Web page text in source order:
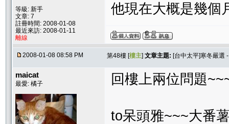
等級: 新手
文章: 7
註冊時間: 2008-01-08
最近來訪: 2008-01-11
離線
他現在大概是幾個
2008-01-08 08:58 PM 第48樓 [樓主] 文章主題: [台中太平]寒冬嚴選
maicat
最愛: 橘子 回樓上兩位問題
to呆頭雅~~~大番